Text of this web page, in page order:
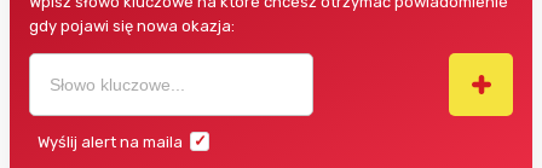
gdy pojawi się nowa okazja:
Wyślij alert na maila